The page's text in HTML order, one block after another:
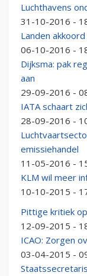
Luchthavens
31-10-2016 -
Landen
06-10-2016 -
Dijksma: pak
aan
29-09-2016 -
IATA schaart
28-09-2016 -
emissiehandel
11-05-2016 -
KLM wil meer
10-10-2015 -
Pittige kritiek
12-09-2015 -
ICAO: Zorgen
03-04-2015 -